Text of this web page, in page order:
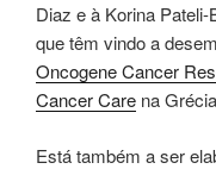
Diaz e à Korina
que têm vindo a
Oncogene Cancer
Cancer Care na
Está também a ser